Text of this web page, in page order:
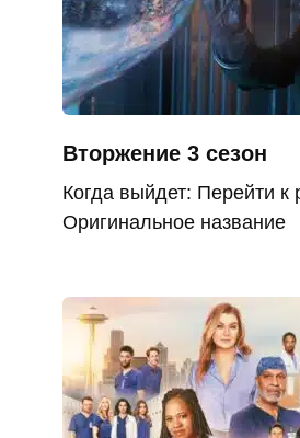
Вторжение 3 сезон
Когда выйдет: Перейти к
Оригинальное название